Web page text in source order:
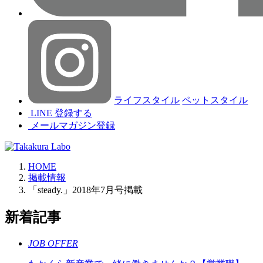
ライフスタイル ペットスタイル
LINE 登録する
メールマガジン登録
HOME
掲載情報
「steady.」2018年7月号掲載
新着記事
JOB OFFER